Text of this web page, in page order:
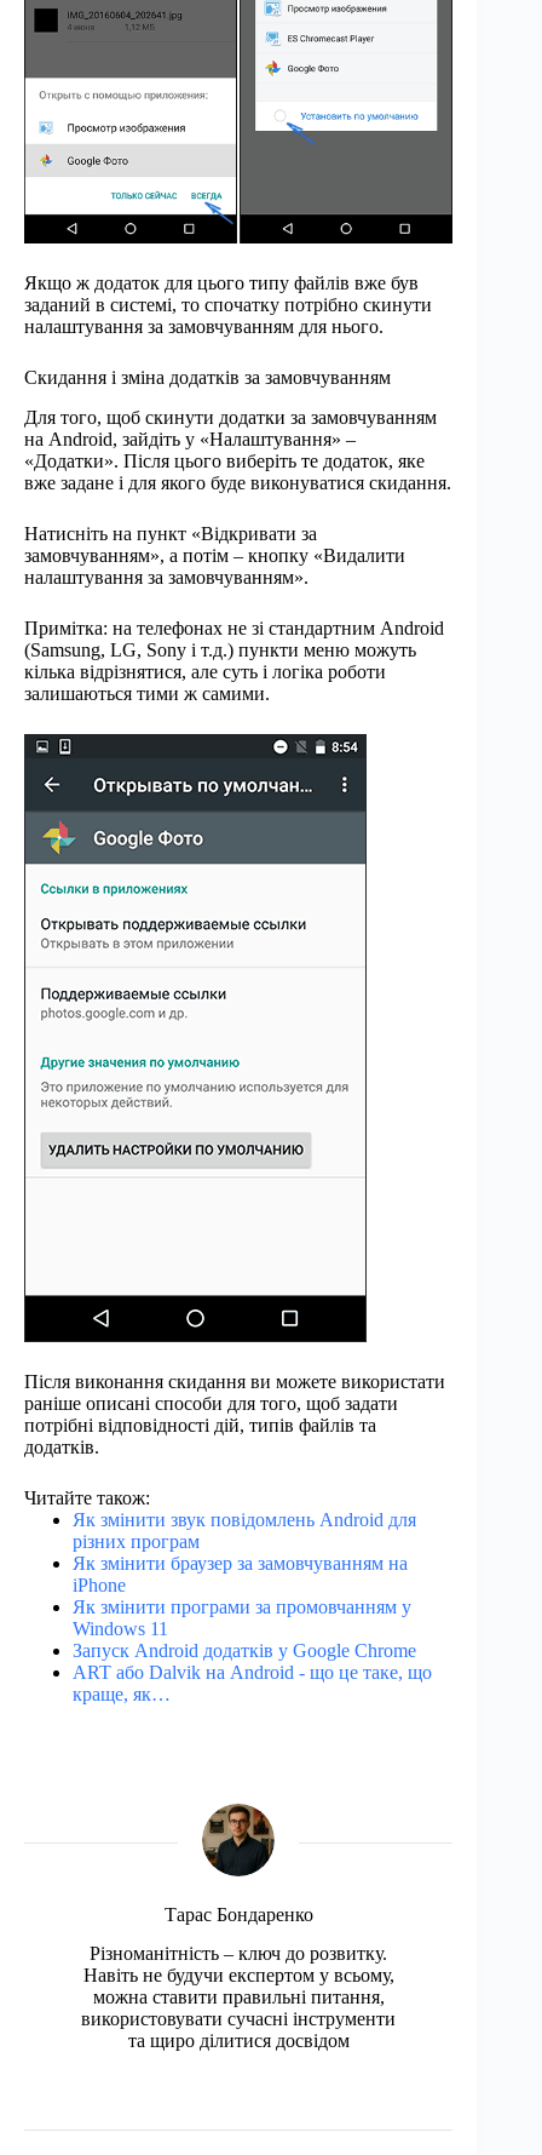
Якщо ж додаток для цього типу файлів вже був
заданий в системі, то спочатку потрібно скинути
налаштування за замовчуванням для нього.
Скидання і зміна додатків за замовчуванням
Для того, щоб скинути додатки за замовчуванням
на Android, зайдіть у «Налаштування» –
«Додатки». Після цього виберіть те додаток, яке
вже задане і для якого буде виконуватися скидання.
Натисніть на пункт «Відкривати за
замовчуванням», а потім – кнопку «Видалити
налаштування за замовчуванням».
Примітка: на телефонах не зі стандартним Android
(Samsung, LG, Sony і т.д.) пункти меню можуть
кілька відрізнятися, але суть і логіка роботи
залишаються тими ж самими.
Після виконання скидання ви можете використати
раніше описані способи для того, щоб задати
потрібні відповідності дій, типів файлів та
додатків.
Читайте також:
Як змінити звук повідомлень Android для
різних програм
Як змінити браузер за замовчуванням на
iPhone
Як змінити програми за промовчанням у
Windows 11
Запуск Android додатків у Google Chrome
ART або Dalvik на Android - що це таке, що
краще, як…
Тарас Бондаренко
Різноманітність – ключ до розвитку.
Навіть не будучи експертом у всьому,
можна ставити правильні питання,
використовувати сучасні інструменти
та щиро ділитися досвідом